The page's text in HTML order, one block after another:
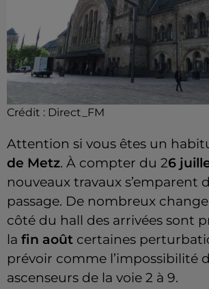
Crédit : Direct_FM
Attention si vous êtes un
de Metz. À compter du 26
nouveaux travaux s’emparent
passage. De nombreux
côté du hall des arrivées sont
la fin août certaines
prévoir comme l’impossibilité
ascenseurs de la voie 2 à 9.